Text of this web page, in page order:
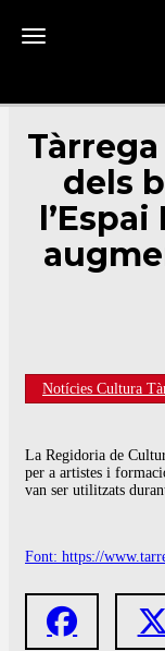
Toggle navigation
dels
Notícies Cultura
La Regidoria de
per a artistes i
van ser utilitzats
Font: https://